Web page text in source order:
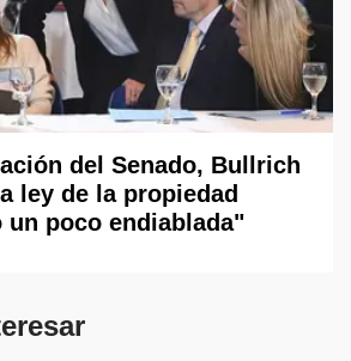
del Senado, Bullrich
ley de la propiedad
un poco endiablada"